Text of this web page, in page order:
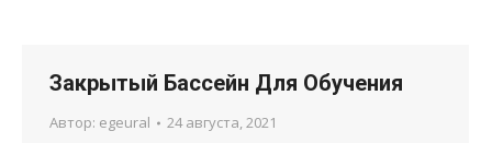
Закрытый Бассейн Для Обучения
Автор: egeural 24 августа, 2021